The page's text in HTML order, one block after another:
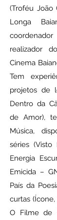
(Troféu João
Longa
realizador
Cinema
Tem
projetos de
Dentro da
de Amor),
Música,
séries (Visto
Energia
Emicida –
País da
curtas
O Filme de